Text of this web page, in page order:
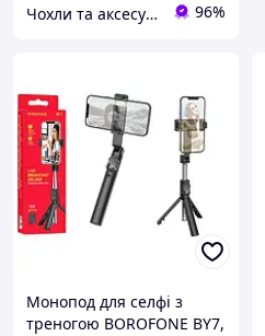
Чохли та аксесуари | Mob4 96%
Монопод для селфі з
треногою BOROFONE BY7,